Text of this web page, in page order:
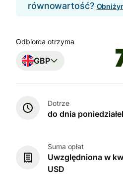
równowartość?
Odbiorca otrzyma
GBP
Dotrze
do dnia
Suma opłat
Uwzględniona w
USD